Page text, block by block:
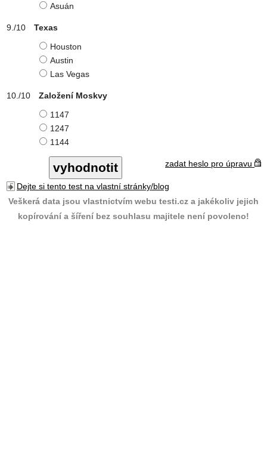
Asuán
Texas
Houston
Austin
Las Vegas
Založení Moskvy
1147
1247
1144
zadat heslo pro úpravu
Dejte si tento test na vlastní stránky/blog
Veškerá data jsou vlastnictvím webu testi.cz a jakékoliv jejich
kopírování a šíření bez souhlasu majitele není povoleno!